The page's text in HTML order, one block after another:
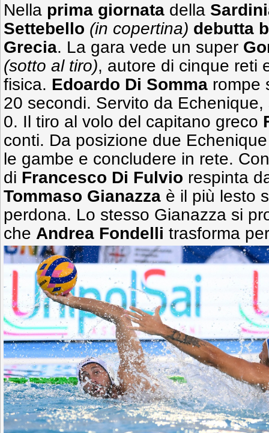
Nella prima giornata della
Settebello (in copertina) debutta
Grecia. La gara vede un super
(sotto al tiro), autore di cinque reti
fisica. Edoardo Di Somma rompe
20 secondi. Servito da
0. Il tiro al volo del capitano greco
conti. Da posizione due
le gambe e concludere in rete.
di Francesco Di Fulvio respinta
Tommaso Gianazza è il più lesto
perdona. Lo stesso Gianazza si
che Andrea Fondelli trasforma